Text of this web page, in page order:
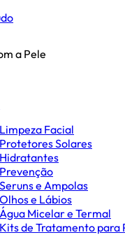
a Pele
Limpeza Facial
Protetores Solares
Hidratantes
Prevenção
Seruns e Ampolas
Olhos e Lábios
Água Micelar e Termal
Kits de Tratamento para